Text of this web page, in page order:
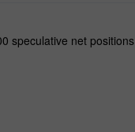
speculative net positions